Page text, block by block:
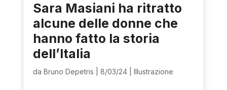
Sara Masiani ha ritratto
alcune delle donne che
hanno fatto la storia
dell’Italia
da Bruno Depetris 8/03/24| Illustrazione